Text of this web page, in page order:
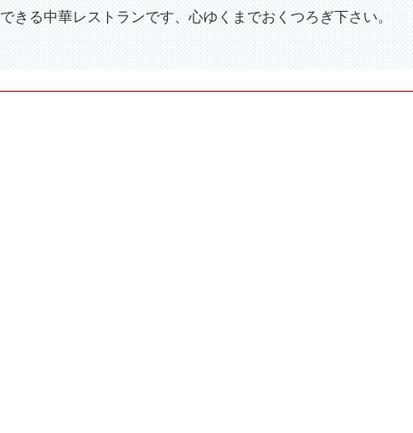
きる中華レストランです、心ゆくまでおくつろぎ下さい。